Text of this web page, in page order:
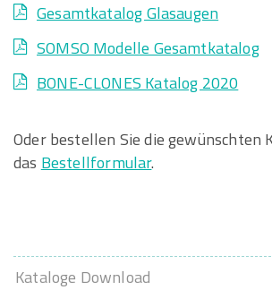
Gesamtkatalog Glasaugen
SOMSO Modelle Gesamtkatalog
BONE-CLONES Katalog 2020
Oder bestellen Sie die gewünschten
das Bestellformular.
Kataloge Download